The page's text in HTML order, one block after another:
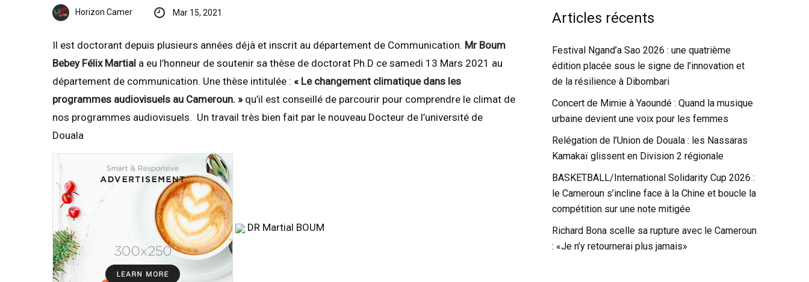
Horizon Camer Mar 15, 2021
Il est doctorant depuis plusieurs années déjà et inscrit au département de Communication. Mr Boum
Bebey Félix Martial a eu l’honneur de soutenir sa thèse de doctorat Ph.D ce samedi 13 Mars 2021 au
département de communication. Une thèse intitulée : « Le changement climatique dans les
programmes audiovisuels au Cameroun. » qu’il est conseillé de parcourir pour comprendre le climat de
nos programmes audiovisuels. Un travail très bien fait par le nouveau Docteur de l’université de
Douala
DR Martial BOUM
Articles récents
Festival Ngand’a Sao 2026 : une quatrième
édition placée sous le signe de l’innovation et
de la résilience à Dibombari
Concert de Mimie à Yaoundé : Quand la musique
urbaine devient une voix pour les femmes
Relégation de l’Union de Douala : les Nassaras
Kamakaï glissent en Division 2 régionale
BASKETBALL/International Solidarity Cup 2026 :
le Cameroun s’incline face à la Chine et boucle la
compétition sur une note mitigée
Richard Bona scelle sa rupture avec le Cameroun
: «Je n’y retournerai plus jamais»